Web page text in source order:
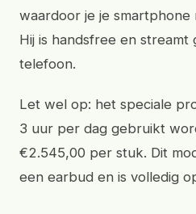
waardoor je je smartphone
Hij is handsfree en streamt
telefoon.
Let wel op: het speciale
3 uur per dag gebruikt
€2.545,00 per stuk. Dit
een earbud en is volledig